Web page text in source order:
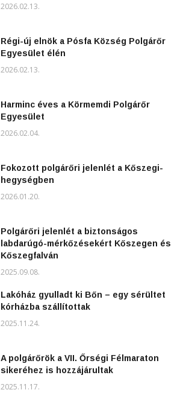
2026.02.13.
Régi-új elnök a Pósfa Község Polgárőr
Egyesület élén
2026.02.13.
Harminc éves a Körmemdi Polgárőr
Egyesület
2026.02.04.
Fokozott polgárőri jelenlét a Kőszegi-
hegységben
2026.01.20.
Polgárőri jelenlét a biztonságos
labdarúgó-mérkőzésekért Kőszegen és
Kőszegfalván
2025.09.08.
Lakóház gyulladt ki Bőn – egy sérültet
kórházba szállítottak
2025.11.24.
A polgárőrök a VII. Őrségi Félmaraton
sikeréhez is hozzájárultak
2025.11.17.